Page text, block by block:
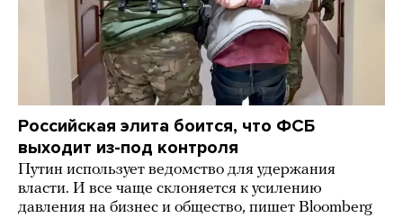
Российская элита боится, что ФСБ
выходит из-под контроля
Путин использует ведомство для удержания
власти. И все чаще склоняется к усилению
давления на бизнес и общество, пишет Bloomberg